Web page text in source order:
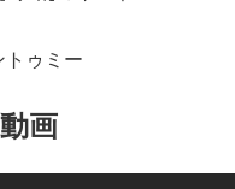
トゥミー
画